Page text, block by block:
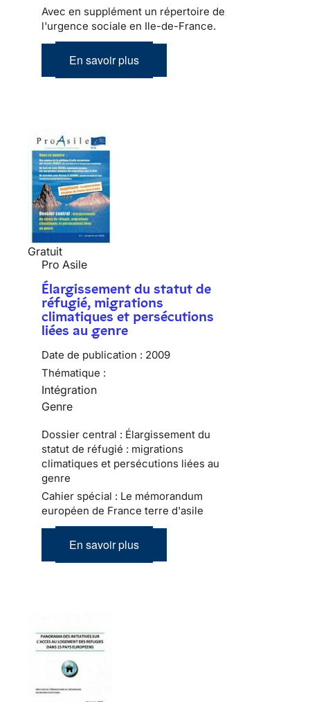
Avec en supplément un répertoire de
l'urgence sociale en Ile-de-France.
En savoir plus
Gratuit
Pro Asile
Élargissement du statut de
réfugié, migrations
climatiques et persécutions
liées au genre
Date de publication : 2009
Thématique :
Intégration
Genre
Dossier central : Élargissement du
statut de réfugié : migrations
climatiques et persécutions liées au
genre
Cahier spécial : Le mémorandum
européen de France terre d'asile
En savoir plus